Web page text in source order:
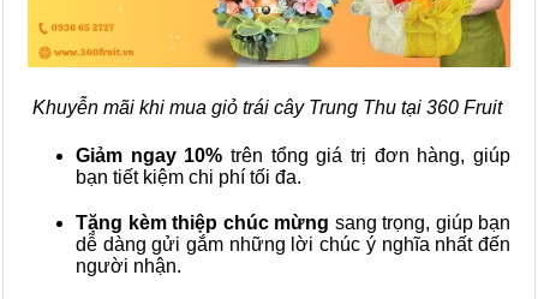
Khuyễn mãi khi mua giỏ trái cây Trung Thu tại 360 Fruit
Giảm ngay 10% trên tổng giá trị đơn hàng, giúp
bạn tiết kiệm chi phí tối đa.
Tặng kèm thiệp chúc mừng sang trọng, giúp bạn
dễ dàng gửi gắm những lời chúc ý nghĩa nhất đến
người nhận.